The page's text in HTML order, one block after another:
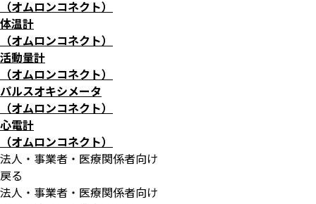
（オムロンコネクト）
体温計
（オムロンコネクト）
活動量計
（オムロンコネクト）
パルスオキシメータ
（オムロンコネクト）
心電計
（オムロンコネクト）
法人・事業者・医療関係者向け
戻る
法人・事業者・医療関係者向け